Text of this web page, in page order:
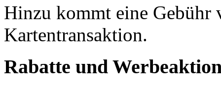
Hinzu kommt eine Gebühr
Kartentransaktion.
Rabatte und